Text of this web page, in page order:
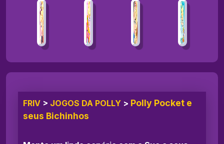
FRIV > JOGOS DA POLLY > Polly Pocket e
seus Bichinhos